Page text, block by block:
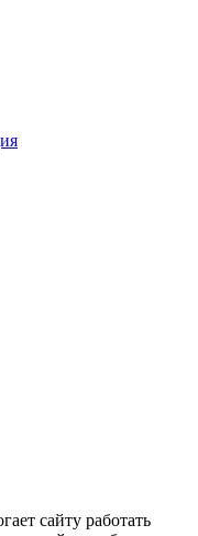
сайту работать